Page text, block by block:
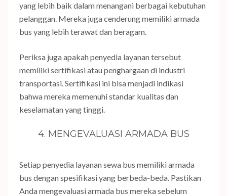
yang lebih baik dalam menangani berbagai kebutuhan
pelanggan. Mereka juga cenderung memiliki armada
bus yang lebih terawat dan beragam.
Periksa juga apakah penyedia layanan tersebut
memiliki sertifikasi atau penghargaan di industri
transportasi. Sertifikasi ini bisa menjadi indikasi
bahwa mereka memenuhi standar kualitas dan
keselamatan yang tinggi.
4. MENGEVALUASI ARMADA BUS
Setiap penyedia layanan sewa bus memiliki armada
bus dengan spesifikasi yang berbeda-beda. Pastikan
Anda mengevaluasi armada bus mereka sebelum